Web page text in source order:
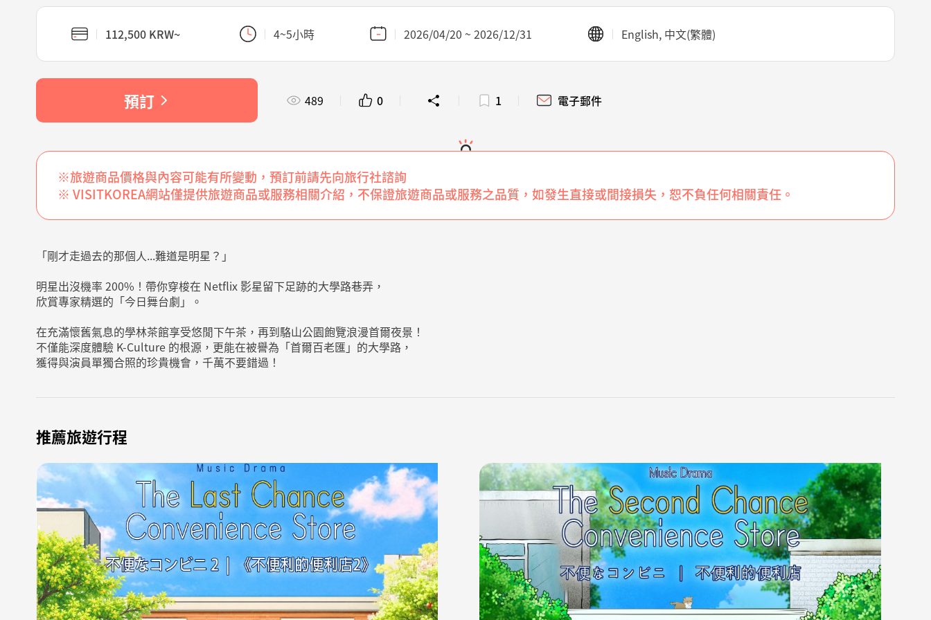
112,500 KRW~ 4~5小時 2026/04/20 ~ 2026/12/31 English, 中文(繁體)
預訂 489 0 1 電子郵件
※旅遊商品價格與內容可能有所變動，預訂前請先向旅行社諮詢
※ VISITKOREA網站僅提供旅遊商品或服務相關介紹，不保證旅遊商品或服務之品質，如發生直接或間接損失，恕不負任何相關責任。
「剛才走過去的那個人...難道是明星？」
明星出沒機率 200%！帶你穿梭在 Netflix 影星留下足跡的大學路巷弄，
欣賞專家精選的「今日舞台劇」。
在充滿懷舊氣息的學林茶館享受悠閒下午茶，再到駱山公園飽覽浪漫首爾夜景！
不僅能深度體驗 K-Culture 的根源，更能在被譽為「首爾百老匯」的大學路，
獲得與演員單獨合照的珍貴機會，千萬不要錯過！
推薦旅遊行程